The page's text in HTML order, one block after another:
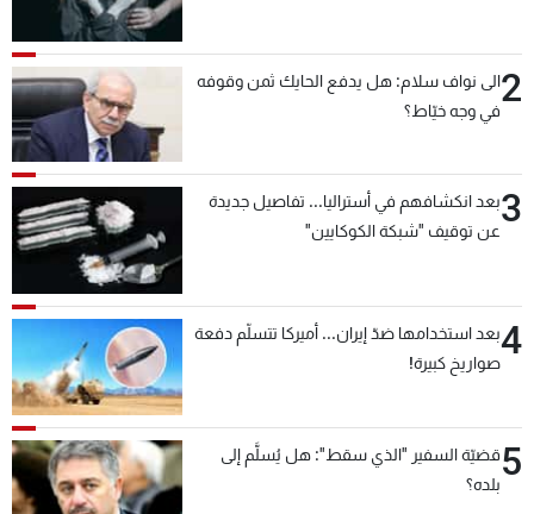
2الى نواف سلام: هل يدفع الحايك ثمن وقوفه
في وجه خيّاط؟
3بعد انكشافهم في أستراليا... تفاصيل جديدة
عن توقيف "شبكة الكوكايين"
4بعد استخدامها ضدّ إيران... أميركا تتسلّم دفعة
صواريخ كبيرة!
5قضيّة السفير "الذي سقط": هل يُسلَّم إلى
بلده؟